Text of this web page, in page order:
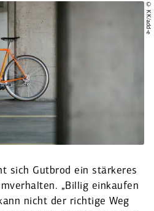
© KK/add‑e
sich Gutbrod ein stärkeres
„Billig einkaufen
nicht der richtige Weg